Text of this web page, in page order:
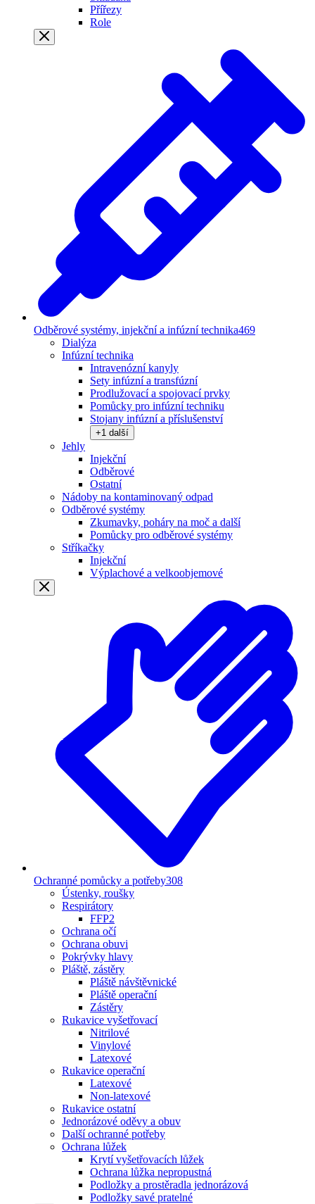
Přířezy
Role
Odběrové systémy, injekční a infúzní technika469
Dialýza
Infúzní technika
Intravenózní kanyly
Sety infúzní a transfúzní
Prodlužovací a spojovací prvky
Pomůcky pro infúzní techniku
Stojany infúzní a příslušenství
+1 další
Jehly
Injekční
Odběrové
Ostatní
Nádoby na kontaminovaný odpad
Odběrové systémy
Zkumavky, poháry na moč a další
Pomůcky pro odběrové systémy
Stříkačky
Injekční
Výplachové a velkoobjemové
Ochranné pomůcky a potřeby308
Ústenky, roušky
Respirátory
FFP2
Ochrana očí
Ochrana obuvi
Pokrývky hlavy
Pláště, zástěry
Pláště návštěvnické
Pláště operační
Zástěry
Rukavice vyšetřovací
Nitrilové
Vinylové
Latexové
Rukavice operační
Latexové
Non-latexové
Rukavice ostatní
Jednorázové oděvy a obuv
Další ochranné potřeby
Ochrana lůžek
Krytí vyšetřovacích lůžek
Ochrana lůžka nepropustná
Podložky a prostěradla jednorázová
Podložky savé pratelné